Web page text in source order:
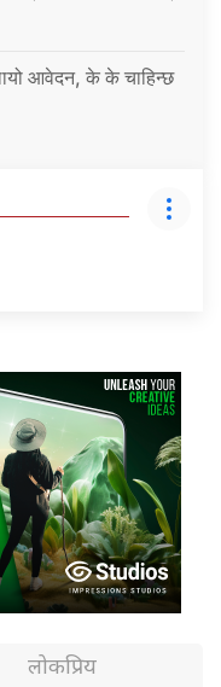
आवेदन, के के चाहिन्छ
लोकप्रिय